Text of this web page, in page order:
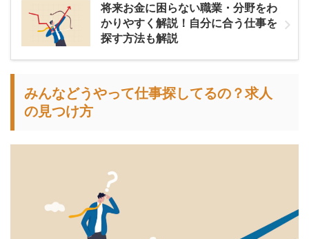
将来お金に困らない職業・分野をわ
かりやすく解説！自分に合う仕事を
探す方法も解説
みんなどうやって仕事探してるの？求人
の見つけ方